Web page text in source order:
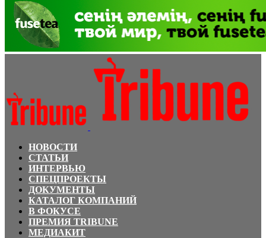
НОВОСТИ
СТАТЬИ
ИНТЕРВЬЮ
СПЕЦПРОЕКТЫ
ДОКУМЕНТЫ
КАТАЛОГ КОМПАНИЙ
В ФОКУСЕ
ПРЕМИЯ TRIBUNE
МЕДИАКИТ